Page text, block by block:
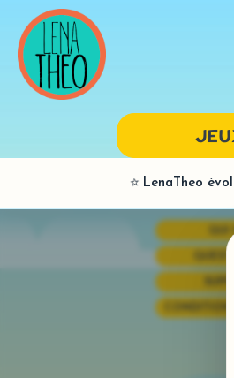
⭐ LenaTheo